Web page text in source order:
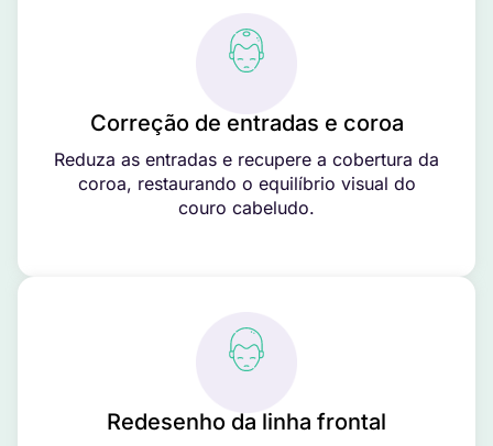
Correção de entradas e coroa
Reduza as entradas e recupere a cobertura da
coroa, restaurando o equilíbrio visual do
couro cabeludo.
Redesenho da linha frontal